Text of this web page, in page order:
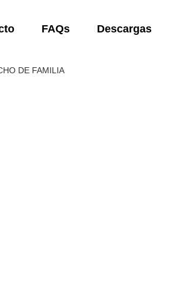
FAQs Descargas
DE FAMILIA